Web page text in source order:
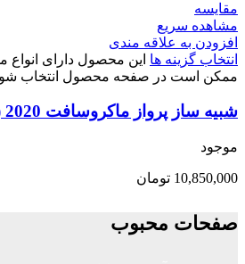
مقایسه
مشاهده سریع
افزودن به علاقه مندی
انتخاب گزینه ها این محصول دارای انواع
ممکن است در صفحه محصول انتخاب
شبیه ساز پرواز ماکروسافت 2020 (MFS2020)
موجود
10,850,000 تومان
صفحات محبوب